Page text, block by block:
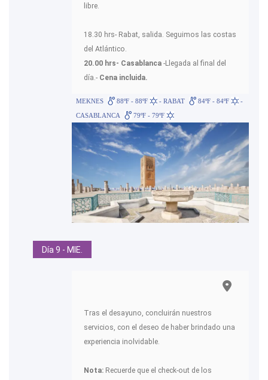
libre.
18.30 hrs- Rabat, salida. Seguimos las costas
del Atlántico.
20.00 hrs- Casablanca -Llegada al final del
día.- Cena incluida.
MEKNES 88ºF - 88ºF - RABAT 84ºF - 84ºF
-
CASABLANCA
79ºF - 79ºF
Día 9 - MIE.
Tras el desayuno, concluirán nuestros
servicios, con el deseo de haber brindado una
experiencia inolvidable.
Nota: Recuerde que el check-out de los